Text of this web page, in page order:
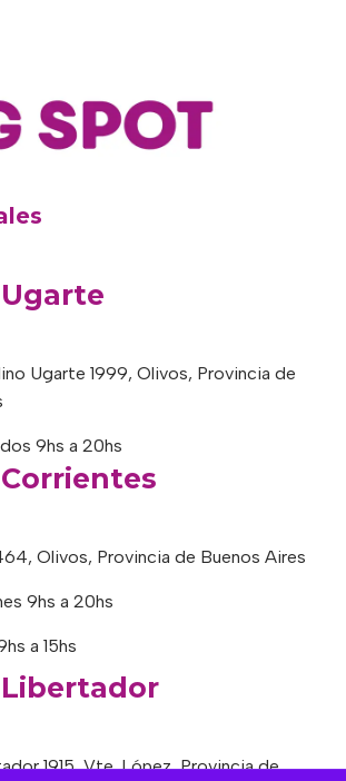
Ugarte 1999, Olivos, Provincia de
9hs a 20hs
Olivos, Provincia de Buenos Aires
9hs a 20hs
a 15hs
1915, Vte. López, Provincia de